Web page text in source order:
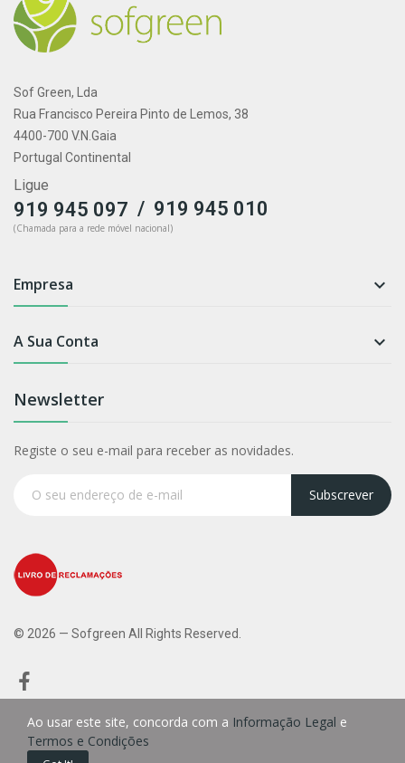
Sof Green, Lda
Rua Francisco Pereira Pinto de Lemos, 38
4400-700 V.N.Gaia
Portugal Continental
Ligue
919 945 097 / 919 945 010
(Chamada para a rede móvel nacional)
Empresa 
A Sua Conta 
Newsletter
Registe o seu e-mail para receber as novidades.
Subscrever
© 2026 — Sofgreen All Rights Reserved.
Ao usar este site, concorda com a Informação Legal e
Termos e Condições